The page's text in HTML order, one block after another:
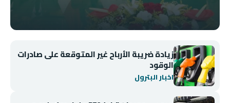
زيادة ضريبة الأرباح غير المتوقعة على صادرات
الوقود
اخبار البترول